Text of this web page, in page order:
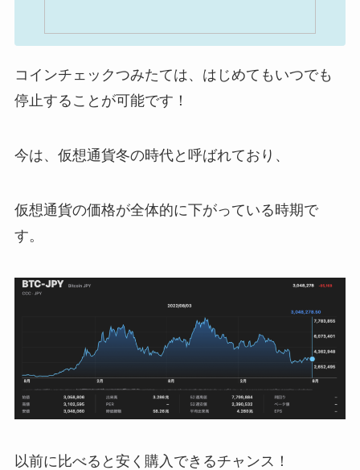
コインチェックつみたては、はじめてもいつでも
停止することが可能です！
今は、仮想通貨冬の時代と呼ばれており、
仮想通貨の価格が全体的に下がっている時期で
す。
以前に比べると安く購入できるチャンス！